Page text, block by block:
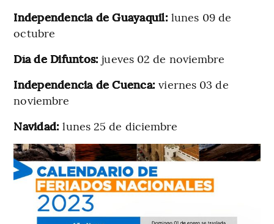
Independencia de Guayaquil: lunes 09 de
octubre
Día de Difuntos: jueves 02 de noviembre
Independencia de Cuenca:viernes 03 de
noviembre
Navidad: lunes 25 de diciembre